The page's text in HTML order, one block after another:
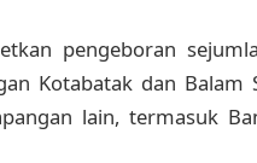
pengeboran
Kotabatak dan Balam
lain, termasuk